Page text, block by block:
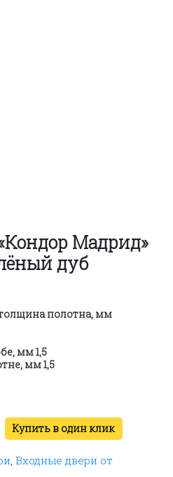
Мадрид»
дуб
полотна, мм
мм 1,5
мм 1,5
Купить в один клик
Входные двери от